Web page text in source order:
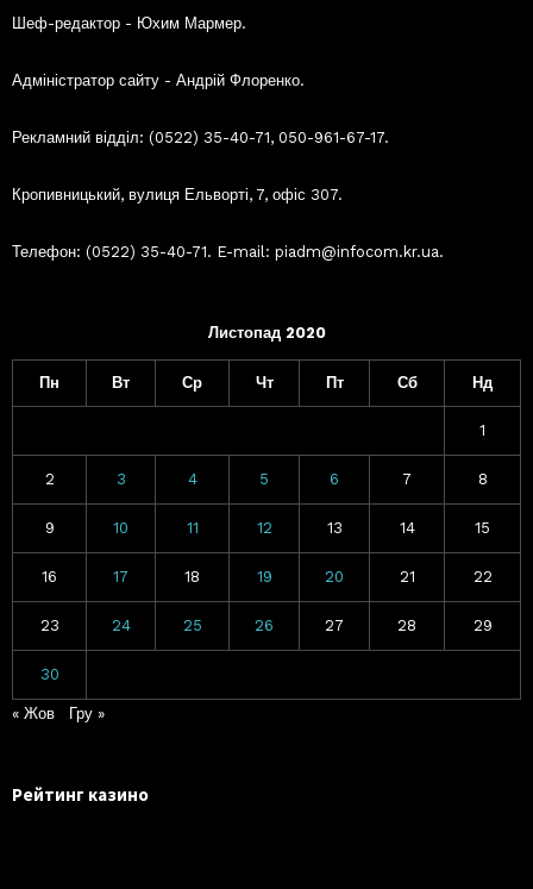
Шеф-редактор - Юхим Мармер.
Адміністратор сайту - Андрій Флоренко.
Рекламний відділ: (0522) 35-40-71, 050-961-67-17.
Кропивницький, вулиця Ельворті, 7, офіс 307.
Телефон: (0522) 35-40-71. E-mail: piadm@infocom.kr.ua.
Листопад 2020
Пн Вт Ср Чт Пт Сб Нд
1
2 3 4 5 6 7 8
9 10 11 12 13 14 15
16 17 18 19 20 21 22
23 24 25 26 27 28 29
30
« Жов Гру »
Рейтинг казино